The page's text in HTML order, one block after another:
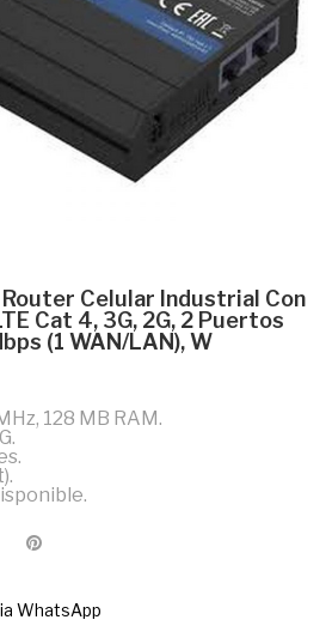
Celular Industrial Con
Cat 4, 3G, 2G, 2 Puertos
(1 WAN/LAN), W
128 MB RAM.
WhatsApp